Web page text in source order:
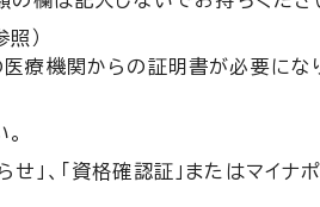
）
療機関からの証明書が必要にな
、「資格確認証」またはマイナ